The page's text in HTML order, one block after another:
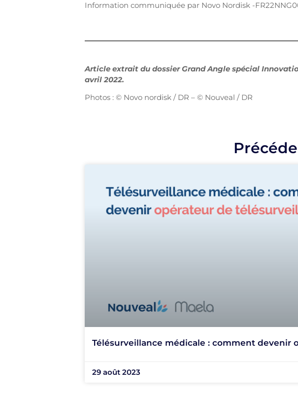
Information communiquée par Novo Nordisk -
Article extrait du dossier Grand Angle spécial
avril 2022.
Photos : © Novo nordisk / DR – © Nouveal / DR
Télésurveillance médicale : comment devenir
29 août 2023